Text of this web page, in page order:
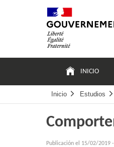
principale
INICIO
Inicio Estudios
Publicación el 15/02/2019 -